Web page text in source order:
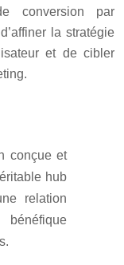
conversion par
la stratégie
et de cibler
conçue et
hub
relation